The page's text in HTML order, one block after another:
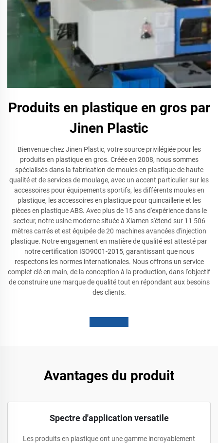
Produits en plastique en gros par
Jinen Plastic
Bienvenue chez Jinen Plastic, votre source privilégiée pour les
produits en plastique en gros. Créée en 2008, nous sommes
spécialisés dans la fabrication de moules en plastique de haute
qualité et de services de moulage, avec un accent particulier sur les
accessoires pour équipements sportifs, les différents moules en
plastique, les accessoires en plastique pour quincaillerie et les
pièces en plastique ABS. Avec plus de 15 ans d'expérience dans le
secteur, notre usine moderne située à Xiamen s'étend sur 11 506
mètres carrés et est équipée de 20 machines avancées d'injection
plastique. Notre engagement en matière de qualité est attesté par
notre certification ISO9001-2015, garantissant que nous
respectons les normes internationales. Nous offrons un service
complet clé en main, de la conception à la production, dans l'objectif
de construire une marque de qualité tout en répondant aux besoins
des clients.
Avantages du produit
Spectre d'application versatile
Les produits en plastique ont une gamme incroyablement